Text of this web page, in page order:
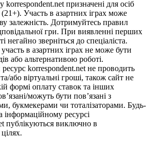
korrespondent.net призначені для осіб
Участь в азартних іграх може
залежність. Дотримуйтесь правил
гри. При виявленні перших
негайно зверніться до спеціаліста.
в азартних іграх не може бути
або альтернативою роботі.
korrespondent.net не проводить
або віртуальні гроші, також сайт не
формі оплату ставок та інших
можуть бути пов’язані з
букмекерами чи тоталізаторами. Будь-
інформаційному ресурсі
публікуються виключно в